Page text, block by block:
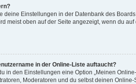
deine Einstellungen in der Datenbank des
meist oben auf der Seite angezeigt, wenn du
in der Online-Liste auftaucht?
in den Einstellungen eine Option „Meinen
Moderatoren und du selbst deinen